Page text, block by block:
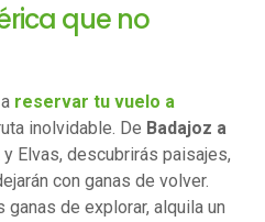
que no
reservar tu vuelo a
inolvidable. De Badajoz a
Elvas, descubrirás paisajes,
con ganas de volver.
de explorar, alquila un